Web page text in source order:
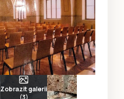
Zobrazit galerii
(3)